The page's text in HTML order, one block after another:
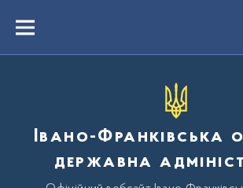
вмістуMenu
Івано-Франківська
державна